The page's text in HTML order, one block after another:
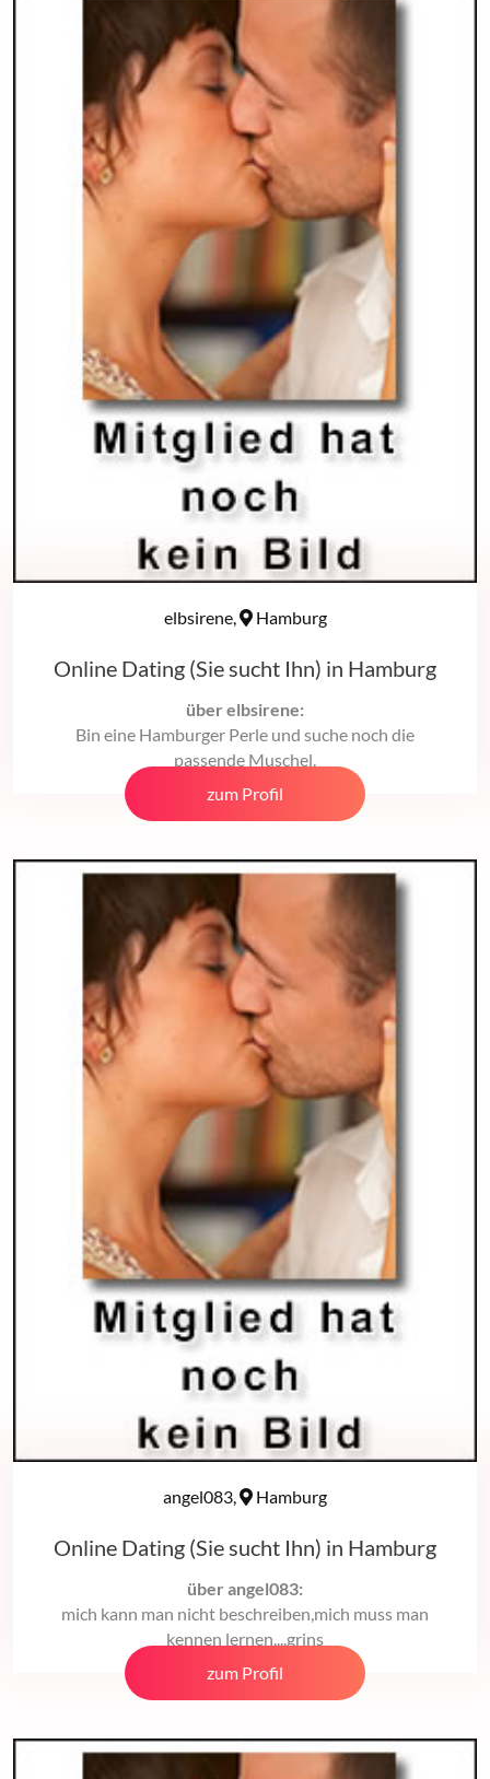
elbsirene, Hamburg
Online Dating (Sie sucht Ihn) in Hamburg
über elbsirene:
Bin eine Hamburger Perle und suche noch die
passende Muschel.
zum Profil
angel083, Hamburg
Online Dating (Sie sucht Ihn) in Hamburg
über angel083:
mich kann man nicht beschreiben,mich muss man
kennen lernen....grins
zum Profil